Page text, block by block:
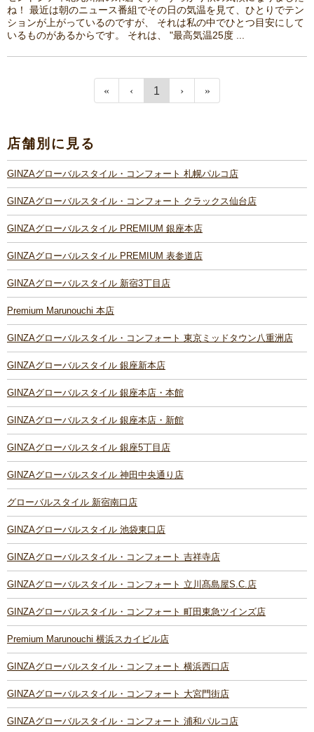
ね！ 最近は朝のニュース番組でその日の気温を見て、ひとりでテン
ションが上がっているのですが、 それは私の中でひとつ目安にして
いるものがあるからです。 それは、 "最高気温25度 ...
1
店舗別に見る
GINZAグローバルスタイル・コンフォート 札幌パルコ店
GINZAグローバルスタイル・コンフォート クラックス仙台店
GINZAグローバルスタイル PREMIUM 銀座本店
GINZAグローバルスタイル PREMIUM 表参道店
GINZAグローバルスタイル 新宿3丁目店
Premium Marunouchi 本店
GINZAグローバルスタイル・コンフォート 東京ミッドタウン八重洲店
GINZAグローバルスタイル 銀座新本店
GINZAグローバルスタイル 銀座本店・本館
GINZAグローバルスタイル 銀座本店・新館
GINZAグローバルスタイル 銀座5丁目店
GINZAグローバルスタイル 神田中央通り店
グローバルスタイル 新宿南口店
GINZAグローバルスタイル 池袋東口店
GINZAグローバルスタイル・コンフォート 吉祥寺店
GINZAグローバルスタイル・コンフォート 立川髙島屋S.C.店
GINZAグローバルスタイル・コンフォート 町田東急ツインズ店
Premium Marunouchi 横浜スカイビル店
GINZAグローバルスタイル・コンフォート 横浜西口店
GINZAグローバルスタイル・コンフォート 大宮門街店
GINZAグローバルスタイル・コンフォート 浦和パルコ店